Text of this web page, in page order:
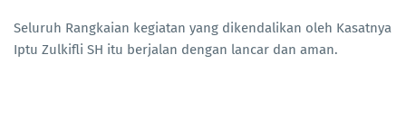
Seluruh Rangkaian kegiatan yang dikendalikan oleh Kasatnya
Iptu Zulkifli SH itu berjalan dengan lancar dan aman.